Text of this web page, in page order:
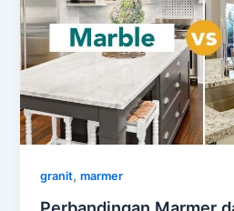
granit,marmer